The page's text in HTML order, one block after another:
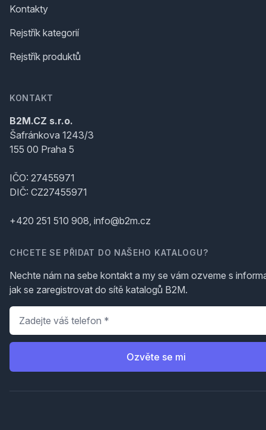
Kontakty
Rejstřík kategorií
Rejstřík produktů
KONTAKT
B2M.CZ s.r.o.
Šafránkova 1243/3
155 00 Praha 5
IČO: 27455971
DIČ: CZ27455971
+420 251 510 908, info@b2m.cz
CHCETE SE PŘIDAT DO NAŠEHO KATALOGU?
Nechte nám na sebe kontakt a my se vám ozveme s
jak se zaregistrovat do sítě katalogů B2M.
Telefon
Ozvěte se mi